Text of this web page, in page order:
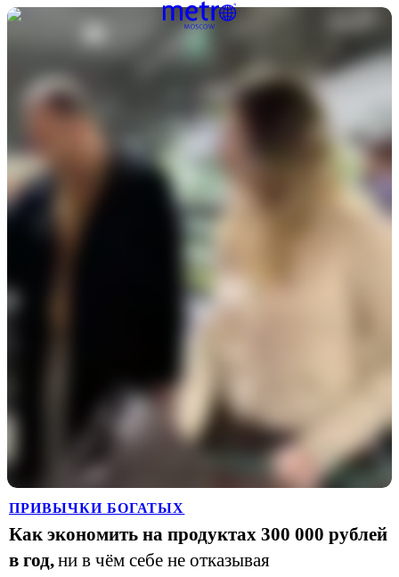
ПРИВЫЧКИ БОГАТЫХ
Как экономить на продуктах 300 000 рублей
в год,ни в чём себе не отказывая